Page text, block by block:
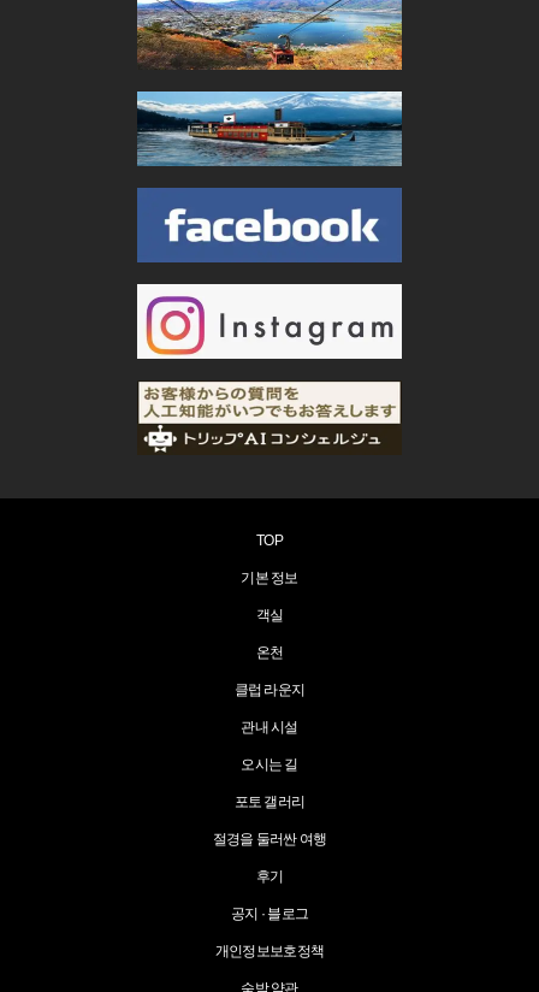
TOP
기본 정보
객실
온천
클럽 라운지
관내 시설
오시는 길
포토 갤러리
절경을 둘러싼 여행
후기
공지 · 블로그
개인정보보호정책